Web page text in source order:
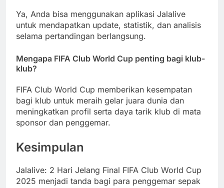
Ya, Anda bisa menggunakan aplikasi Jalalive
untuk mendapatkan update, statistik, dan analisis
selama pertandingan berlangsung.
Mengapa FIFA Club World Cup penting bagi klub-
klub?
FIFA Club World Cup memberikan kesempatan
bagi klub untuk meraih gelar juara dunia dan
meningkatkan profil serta daya tarik klub di mata
sponsor dan penggemar.
Kesimpulan
Jalalive: 2 Hari Jelang Final FIFA Club World Cup
2025 menjadi tanda bagi para penggemar sepak